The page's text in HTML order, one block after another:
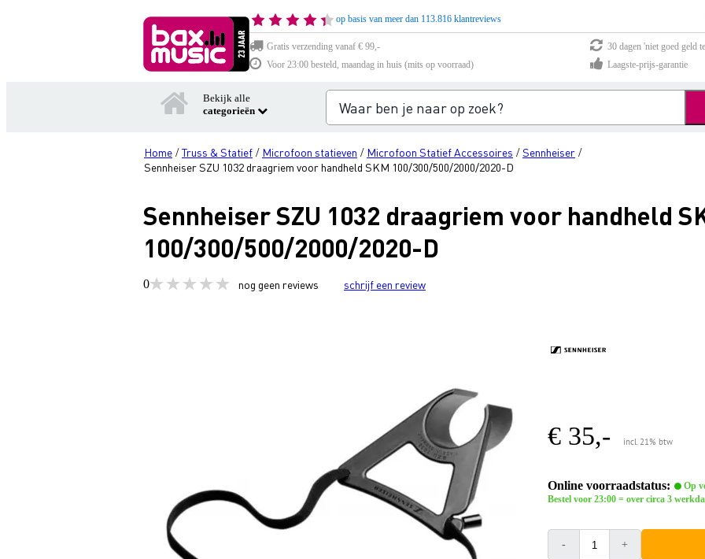
op basis van meer dan 113.816 klantreviews
Gratis verzending vanaf € 99,-
30 dagen 'niet goed geld
Voor 23:00 besteld, maandag in huis (mits op voorraad)
Laagste-prijs-garantie
Bekijk alle
categorieën
Home /Truss & Statief / Microfoon statieven / Microfoon Statief Accessoires /Sennheiser /
Sennheiser SZU 1032 draagriem voor handheld SKM 100/300/500/2000/2020-D
Sennheiser SZU 1032 draagriem voor handheld
100/300/500/2000/2020-D
0 nog geen reviews schrijf een review
€ 35,- incl. 21% btw
Online voorraadstatus:
Op
Bestel voor 23:00 = over circa 3
- +